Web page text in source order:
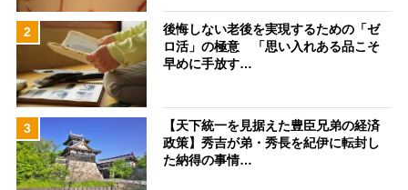
2
後悔しない老後を実現するための「ゼ
ロ活」の極意 「思い入れある品こそ
早めに手放す…
3
【天下統一を見据えた豊臣兄弟の経済
政策】秀吉が弟・秀長を紀伊に転封し
た納得の事情…